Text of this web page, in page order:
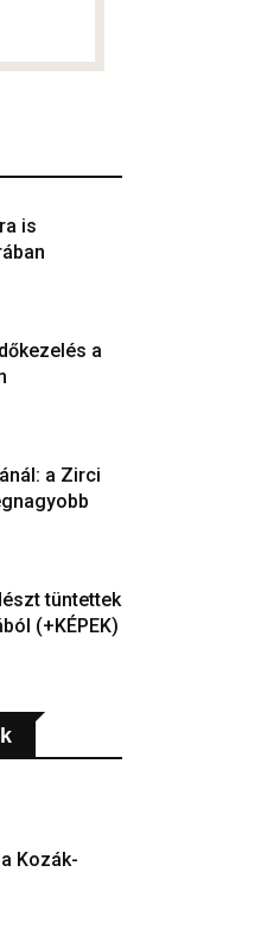
is
a
a Zirci
tüntettek
(+KÉPEK)
Kozák-